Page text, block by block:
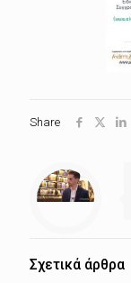
Share
Σχετικά άρθρα